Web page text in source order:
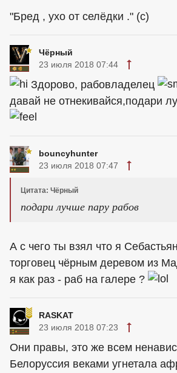
"Бред , ухо от селёдки ." (с)
Чёрный
23 июля 2018 07:44
Здорово, рабовладелец
давай не отнекивайся,подари
bouncyhunter
23 июля 2018 07:47
Цитата: Чёрный
подари лучше пару рабов
А с чего ты взял что я
торговец чёрным деревом из
я как раз - раб на галере ?
RASKAT
23 июля 2018 07:23
Они правы, это же всем
Белоруссия веками угнетала